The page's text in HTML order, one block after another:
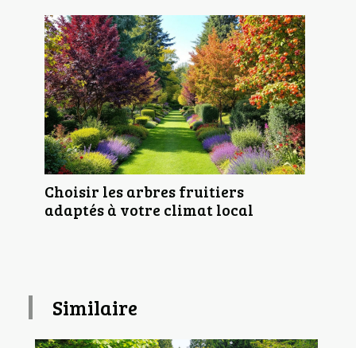
Choisir les arbres fruitiers
adaptés à votre climat local
Similaire